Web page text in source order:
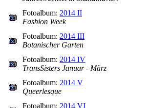
Fotoalbum: 2014 II
Fashion Week
Fotoalbum: 2014 III
Botanischer Garten
Fotoalbum: 2014 IV
TransSisters Januar - März
Fotoalbum: 2014 V
Queerlesque
Fotoalbum: 2014 VI